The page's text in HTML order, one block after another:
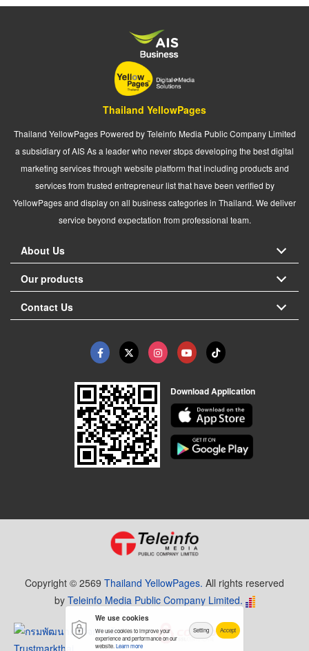
Thailand YellowPages
Thailand YellowPages Powered by Teleinfo Media Public Company Limited
a subsidiary of AIS As a leader who never stops developing the best digital
marketing services through website platform that including products and
services from trusted entrepreneur list that have been verified by
YellowPages and display on all business categories in Thailand. We deliver
service beyond expectation from professional team.
About Us
Our products
Contact Us
Download Application
Copyright © 2569 Thailand YellowPages. All rights reserved
by Teleinfo Media Public Company Limited.
We use cookies
We use cookies to improve your
experience and performance on our
website. Learn more
Setting Accept